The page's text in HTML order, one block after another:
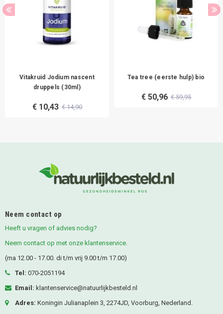
Vitakruid Jodium nascent
druppels (30ml)
€ 10,43 € 14,90
Tea tree (eerste hulp) bio
€ 50,96 € 59,95
Neem contact op
Heeft u vragen of advies nodig?
Neem contact op met onze klantenservice.
(ma 12.00 - 17.00. di t/m vrij 9.00 t/m 17.00)
Tel: 070-2051194
Email: klantenservice@natuurlijkbesteld.nl
Adres: Koningin Julianaplein 3, 2274JD, Voorburg, Nederland.